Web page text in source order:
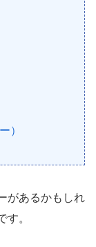
）
があるかもしれ
す。